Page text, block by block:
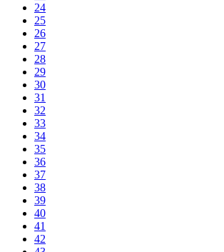
24
25
26
27
28
29
30
31
32
33
34
35
36
37
38
39
40
41
42